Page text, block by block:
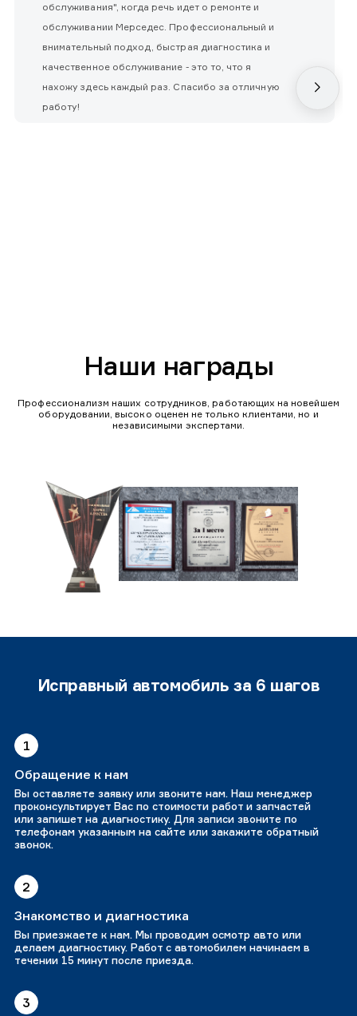
обслуживания", когда речь идет о ремонте и
обслуживании Мерседес. Профессиональный и
внимательный подход, быстрая диагностика и
качественное обслуживание - это то, что я
нахожу здесь каждый раз. Спасибо за отличную
работу!
Наши награды
Профессионализм наших сотрудников, работающих на новейшем
оборудовании, высоко оценен не только клиентами, но и
независимыми экспертами.
Исправный автомобиль за 6 шагов
1
Обращение к нам
Вы оставляете заявку или звоните нам. Наш менеджер
проконсультирует Вас по стоимости работ и запчастей
или запишет на диагностику. Для записи звоните по
телефонам указанным на сайте или закажите обратный
звонок.
2
Знакомство и диагностика
Вы приезжаете к нам. Мы проводим осмотр авто или
делаем диагностику. Работ с автомобилем начинаем в
течении 15 минут после приезда.
3